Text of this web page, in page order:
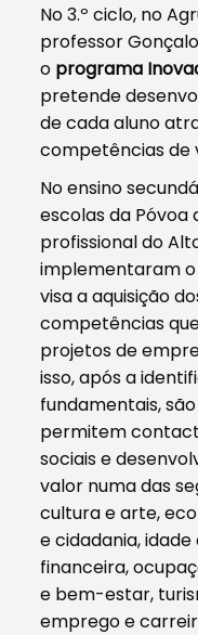
No 3.º ciclo, no
professor
o programa
pretende
de cada aluno
competências de
No ensino
escolas da Póvoa
profissional do
implementaram o
visa a aquisição
competências
projetos de
isso, após a
fundamentais,
permitem
sociais e
valor numa das
cultura e arte,
e cidadania,
financeira,
e bem-estar,
emprego e